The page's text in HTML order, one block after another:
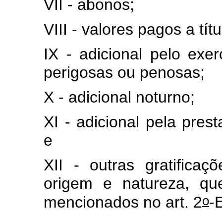
VII - abonos;
VIII - valores pagos a
IX - adicional pelo
perigosas ou penosas;
X - adicional noturno;
XI - adicional pela
e
XII - outras
origem e natureza,
mencionados no art. 2o-